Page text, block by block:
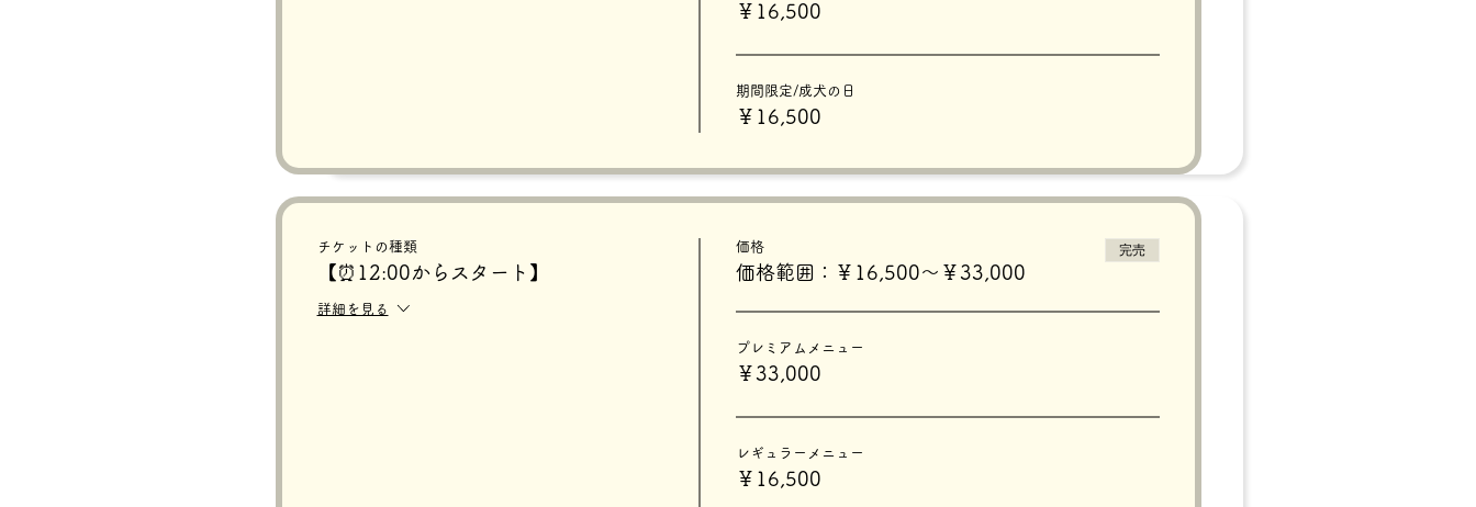
￥16,500
期間限定/成犬の日
￥16,500
チケットの種類
【⏰12:00からスタート】
詳細を見る
価格
価格範囲：￥16,500〜￥33,000
完売
プレミアムメニュー
￥33,000
レギュラーメニュー
￥16,500